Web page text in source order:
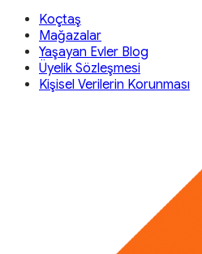
Koçtaş
Mağazalar
Yaşayan Evler Blog
Üyelik Sözleşmesi
Kişisel Verilerin Korunması